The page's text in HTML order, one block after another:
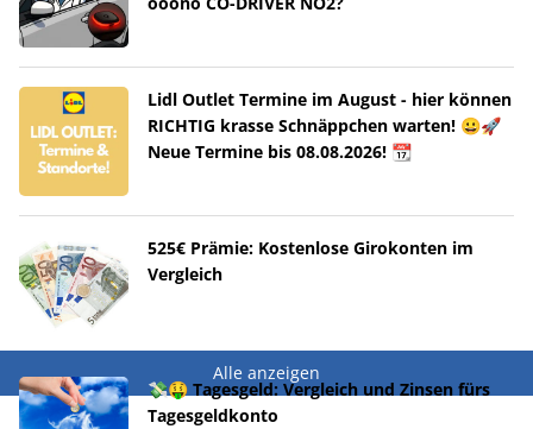
Lidl Outlet Termine im August - hier können
RICHTIG krasse Schnäppchen warten! 😀🚀
Neue Termine bis 08.08.2026! 📆
525€ Prämie: Kostenlose Girokonten im
Vergleich
Alle anzeigen
💸🤑 Tagesgeld: Vergleich und Zinsen fürs
Tagesgeldkonto